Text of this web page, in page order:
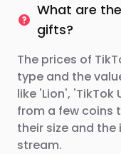
What are
gifts?
The prices of
type and the
like 'Lion', 'TikTok
from a few coins
their size and
stream.